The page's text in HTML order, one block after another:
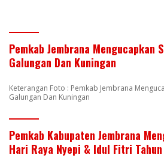
Pemkab Jembrana Mengucapkan
Galungan Dan Kuningan
Keterangan Foto : Pemkab Jembrana
Galungan Dan Kuningan
Pemkab Kabupaten Jembrana
Hari Raya Nyepi & Idul Fitri